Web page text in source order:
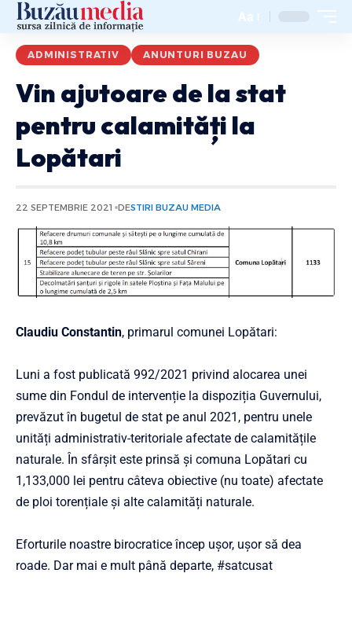
Aa
ADMINISTRATIV ANUNTURI BUZAU
Vin ajutoare de la stat
pentru calamități la
Lopătari
22 SEPTEMBRIE 2021 DESTIRI BUZAU MEDIA
Claudiu Constantin, primarul comunei Lopătari:
Luni a fost publicată 992/2021 privind alocarea unei
sume din Fondul de intervenție la dispoziția Guvernului,
prevăzut în bugetul de stat pe anul 2021, pentru unele
unități administrativ-teritoriale afectate de calamitățile
naturale. În sfârșit este prinsă și comuna Lopătari cu
1,133,000 lei pentru câteva obiective (nu toate) afectate
de ploi torențiale și alte calamități naturale.
Eforturile noastre birocratice încep ușor, ușor să dea
roade. Dar mai e mult până departe, #satcusat